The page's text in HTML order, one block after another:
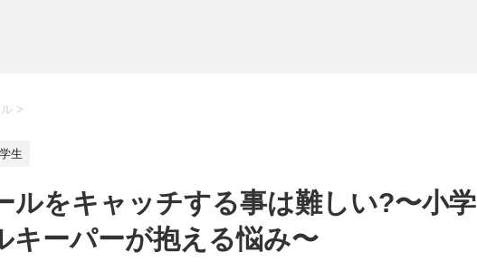
>
生
ルをキャッチする事は難しい?〜小学
キーパーが抱える悩み〜